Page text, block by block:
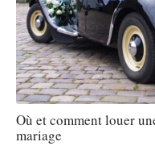
Où et comment louer
mariage